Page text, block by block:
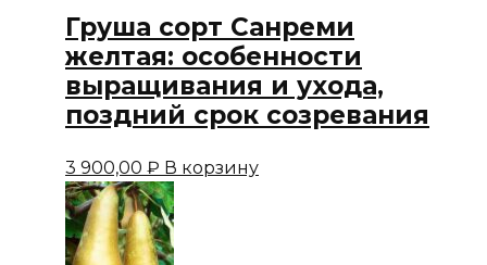
Груша сорт Санреми
желтая: особенности
выращивания и ухода,
поздний срок созревания
3 900,00 ₽ В корзину